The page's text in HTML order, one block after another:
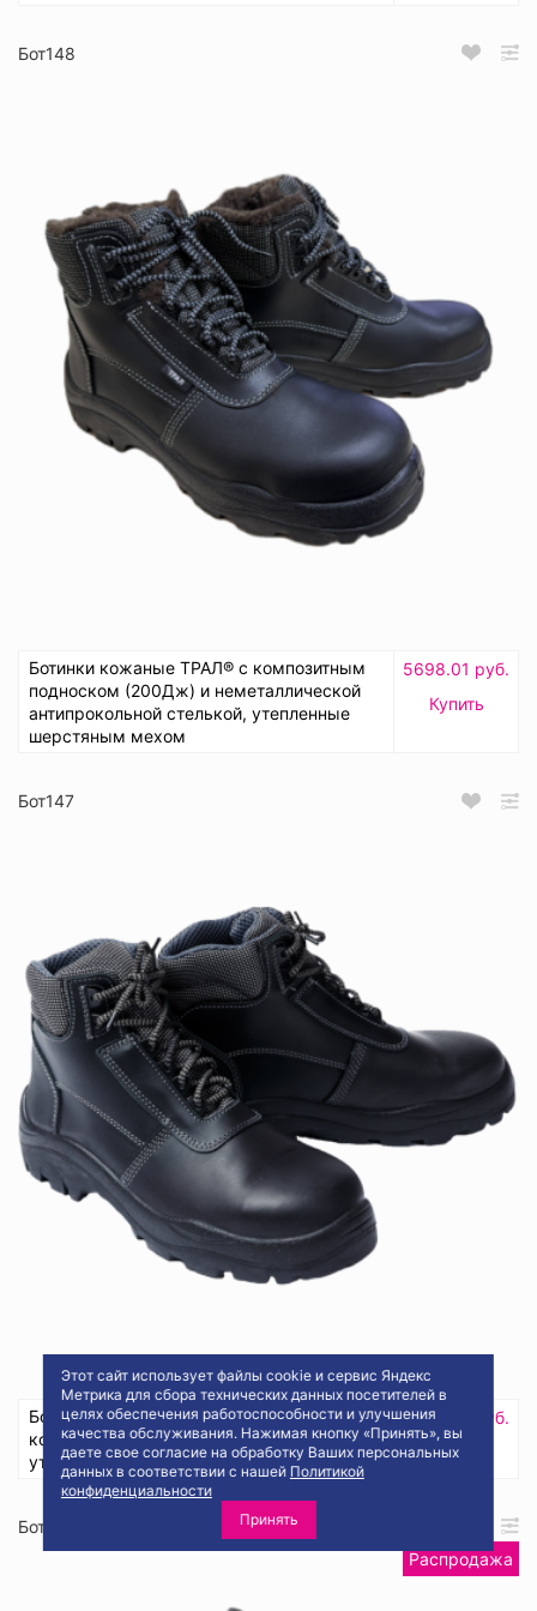
Этот сайт использует файлы cookie и сервис Яндекс
Метрика для сбора технических данных посетителей в
целях обеспечения работоспособности и улучшения
качества обслуживания. Нажимая кнопку «Принять», вы
даете свое согласие на обработку Ваших персональных
данных в соответствии с нашей Политикой
конфиденциальности
Принять
Бот148
Ботинки кожаные ТРАЛ® с композитным
подноском (200Дж) и неметаллической
антипрокольной стелькой, утепленные
шерстяным мехом
5698.01 руб.
Купить
Бот147
Ботинки кожаные ТРАЛ® (МР1УН) с
композитным подноском (200 Дж),
утепленные натуральным мехом
6300.69 руб.
Купить
Бот430
Распродажа